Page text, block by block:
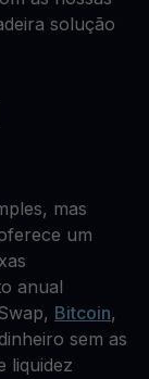
solução
mas
um
anual
Bitcoin,
sem as
liquidez